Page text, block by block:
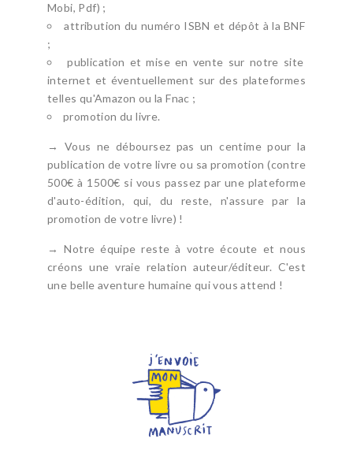
Mobi, Pdf) ;
attribution du numéro ISBN et dépôt à la BNF
;
publication et mise en vente sur notre site
internet et éventuellement sur des plateformes
telles qu'Amazon ou la Fnac ;
promotion du livre.
→ Vous ne déboursez pas un centime pour la
publication de votre livre ou sa promotion (contre
500€ à 1500€ si vous passez par une plateforme
d'auto-édition, qui, du reste, n'assure par la
promotion de votre livre) !
→ Notre équipe reste à votre écoute et nous
créons une vraie relation auteur/éditeur. C'est
une belle aventure humaine qui vous attend !